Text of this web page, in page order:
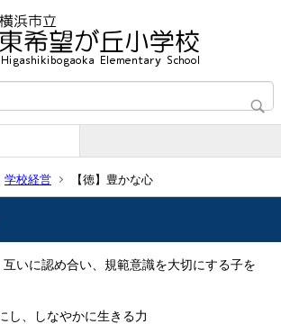
学校経営 【徳】豊かな心
いに認め合い、規範意識を大切にする子を
し、しなやかに生きる力